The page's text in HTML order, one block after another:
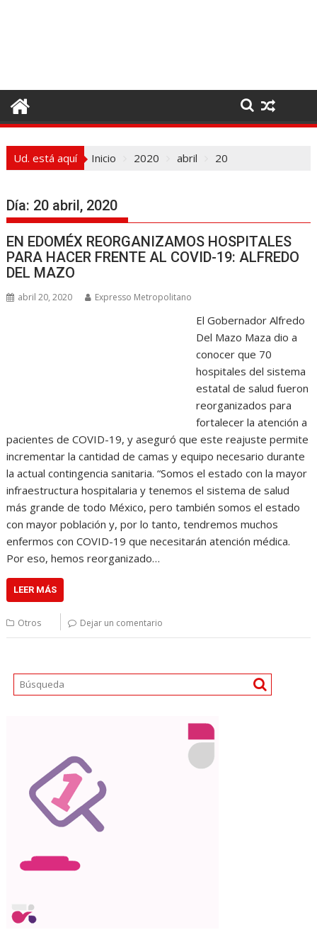
o
t
Ud. está aquí Inicio 2020 abril 20
Día: 20 abril, 2020
EN EDOMÉX REORGANIZAMOS HOSPITALES
PARA HACER FRENTE AL COVID-19: ALFREDO
DEL MAZO
abril 20, 2020 Expresso Metropolitano
El Gobernador Alfredo
Del Mazo Maza dio a
conocer que 70
hospitales del sistema
estatal de salud fueron
reorganizados para
fortalecer la atención a
pacientes de COVID-19, y aseguró que este reajuste permite
incrementar la cantidad de camas y equipo necesario durante
la actual contingencia sanitaria. “Somos el estado con la mayor
infraestructura hospitalaria y tenemos el sistema de salud
más grande de todo México, pero también somos el estado
con mayor población y, por lo tanto, tendremos muchos
enfermos con COVID-19 que necesitarán atención médica.
Por eso, hemos reorganizado…
LEER MÁS
Otros Dejar un comentario